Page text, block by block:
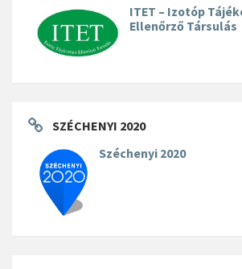
ITET – Izotóp
Ellenőrző Társulás
SZÉCHENYI 2020
Széchenyi 2020